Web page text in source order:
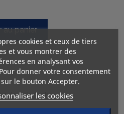
au panier
24h/24h
cookies et ceux de tiers
et vous montrer des
en analysant vos
donner votre consentement
le bouton Accepter.
les cookies